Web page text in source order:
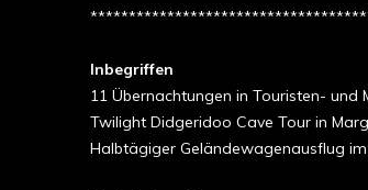
Inbegriffen
11 Übernachtungen in Touristen- und
Twilight Didgeridoo Cave Tour in
Halbtägiger Geländewagenausflug